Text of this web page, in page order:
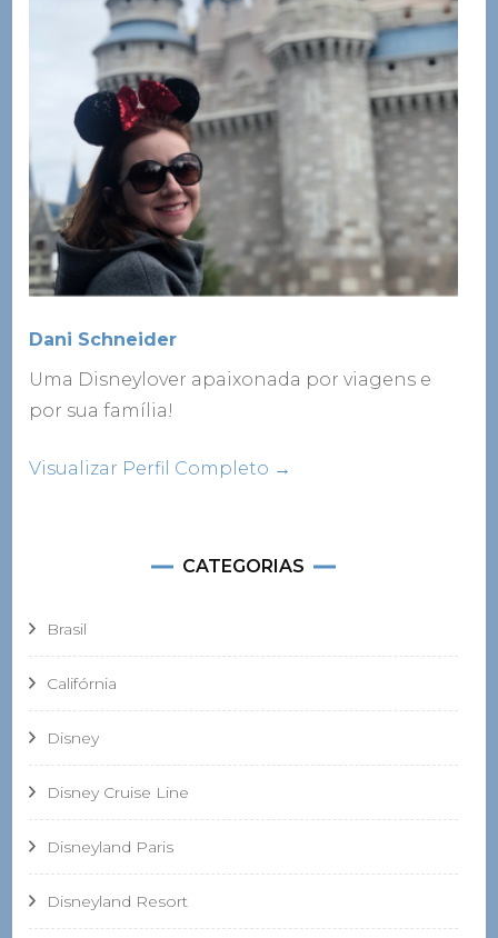
Dani Schneider
Uma Disneylover apaixonada por viagens e
por sua família!
Visualizar Perfil Completo →
CATEGORIAS
Brasil
Califórnia
Disney
Disney Cruise Line
Disneyland Paris
Disneyland Resort